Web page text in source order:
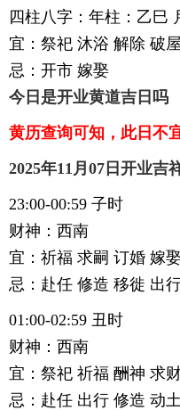
四柱八字：年柱：乙巳
宜：祭祀 沐浴 解除 破
忌：开市 嫁娶
今日是开业黄道吉日吗
黄历查询可知，此日不
2025年11月07日开业吉
23:00-00:59 子时
财神：西南
宜：祈福 求嗣 订婚 嫁
忌：赴任 修造 移徙 出
01:00-02:59 丑时
财神：西南
宜：祭祀 祈福 酬神 求
忌：赴任 出行 修造 动